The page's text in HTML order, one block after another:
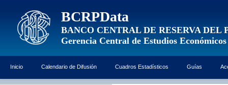
BCRPData
BANCO CENTRAL DE RESERVA DEL
Gerencia Central de Estudios Económicos
Inicio Calendario de Difusión Cuadros Estadísticos Guías